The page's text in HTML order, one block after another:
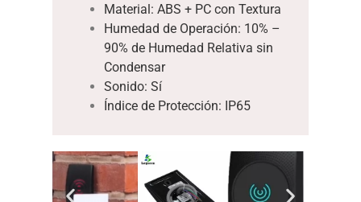
Material: ABS + PC con Textura
Humedad de Operación: 10% –
90% de Humedad Relativa sin
Condensar
Sonido: Sí
Índice de Protección: IP65